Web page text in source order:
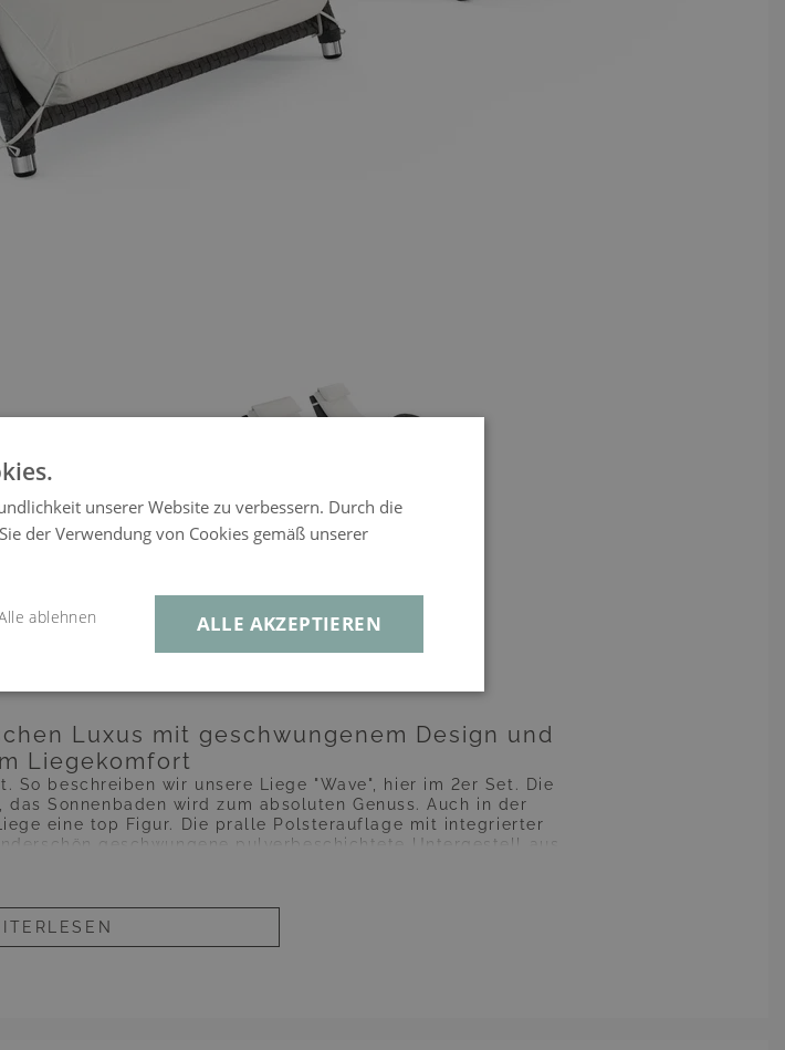
Set Compact
Luxus mit geschwungenem Design und
Liegekomfort
So beschreiben wir unsere Liege "Wave", hier im 2er Set. Die
Sonnenbaden wird zum absoluten Genuss. Auch in der
eine top Figur. Die pralle Polsterauflage mit integrierter
geschwungene pulverbeschichtete Untergestell aus
schützen Ihre Möbel und ermöglichen eine individuelle
Bars und Lounges an. Der Aufbau ist simpel und schnell
Reinigung und Pflege gestalten sich mühelos.
unserer Website zu verbessern. Durch die
der Verwendung von Cookies gemäß unserer
ALLE AKZEPTIEREN
ablehnen